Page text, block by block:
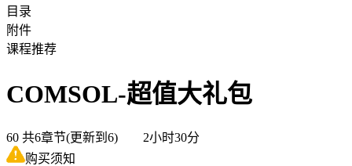
目录
附件
课程推荐
COMSOL-超值大礼包
60 共6章节(更新到6) 2小时30分
购买须知